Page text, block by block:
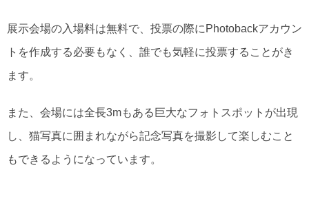
展示会場の入場料は無料で、投票の際にPhotobackアカウン
トを作成する必要もなく、誰でも気軽に投票することがき
ます。
また、会場には全長3mもある巨大なフォトスポットが出現
し、猫写真に囲まれながら記念写真を撮影して楽しむこと
もできるようになっています。